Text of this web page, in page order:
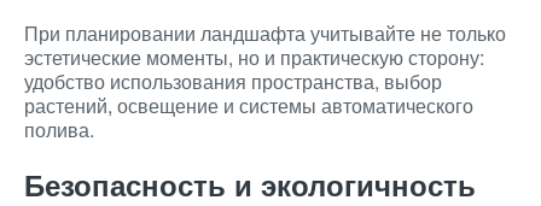
При планировании ландшафта учитывайте не только
эстетические моменты, но и практическую сторону:
удобство использования пространства, выбор
растений, освещение и системы автоматического
полива.
Безопасность и экологичность